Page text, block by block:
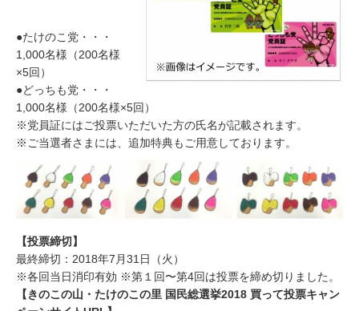
●たけのこ党・・・
1,000名様（200名様
×5回）
●どっちも党・・・
1,000名様（200名様×5回）
※党員証にはご投票いただいた方の氏名が記載されます。
※ご当選者さまには、追加特典もご用意しております。
【投票締切】
最終締切：2018年7月31日（火）
※各回当日消印有効 ※第１回〜第4回は投票を締め切りました。
【きのこの山・たけのこの里 国民総選挙2018 買って投票キャン